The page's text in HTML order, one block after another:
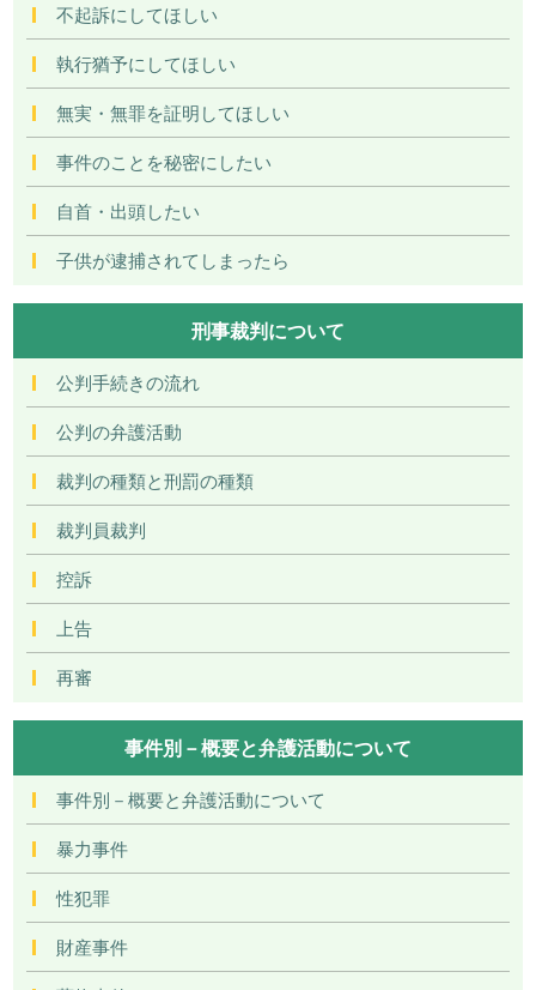
不起訴にしてほしい
執行猶予にしてほしい
無実・無罪を証明してほしい
事件のことを秘密にしたい
自首・出頭したい
子供が逮捕されてしまったら
刑事裁判について
公判手続きの流れ
公判の弁護活動
裁判の種類と刑罰の種類
裁判員裁判
控訴
上告
再審
事件別－概要と弁護活動について
事件別－概要と弁護活動について
暴力事件
性犯罪
財産事件